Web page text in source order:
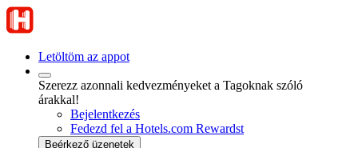
Letöltöm az appot
Szerezz azonnali kedvezményeket a Tagoknak szóló
árakkal!
Bejelentkezés
Fedezd fel a Hotels.com Rewardst
Beérkező üzenetek